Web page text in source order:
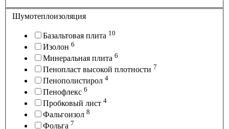
Шумотеплоизоляция
Базальтовая плита 10
Изолон 6
Минеральная плита 6
Пенопласт высокой плотности 7
Пенополистирол 4
Пенофлекс 6
Пробковый лист 4
Фальгоизол 8
Фольга 7